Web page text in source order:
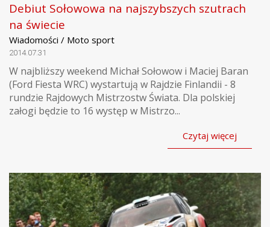
Debiut Sołowowa na najszybszych szutrach
na świecie
Wiadomości / Moto sport
2014.07.31
W najbliższy weekend Michał Sołowow i Maciej Baran
(Ford Fiesta WRC) wystartują w Rajdzie Finlandii - 8
rundzie Rajdowych Mistrzostw Świata. Dla polskiej
załogi będzie to 16 występ w Mistrzo...
Czytaj więcej